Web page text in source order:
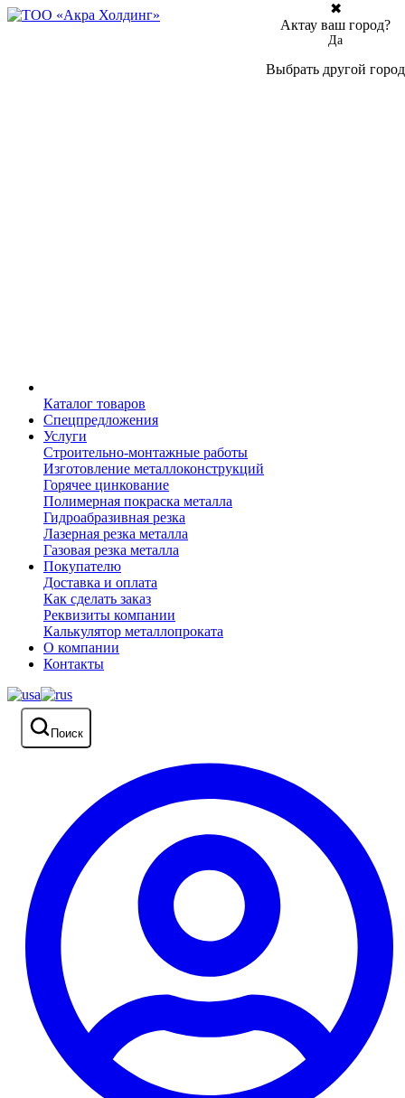
Каталог товаров
Спецпредложения
Услуги
Строительно-монтажные работы
Изготовление металлоконструкций
Горячее цинкование
Полимерная покраска металла
Гидроабразивная резка
Лазерная резка металла
Газовая резка металла
Покупателю
Доставка и оплата
Как сделать заказ
Реквизиты компании
Калькулятор металлопроката
О компании
Контакты
Поиск
✖
Актау ваш город?
Да
Выбрать другой город